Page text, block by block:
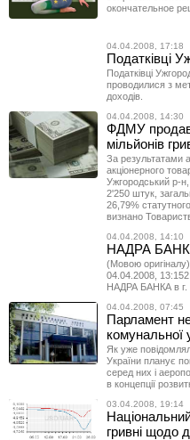
окончательное
04.04.2008, 17:18
Податківці
Податківці
проводилися з
доходів.
04.04.2008, 14:30
ФДМУ продав
мільйонів
За результатами
акціонерного
Ужгородський р-
2'250 штук,
26,79%
визнано
04.04.2008, 14:10
НАДРА БАНК
(Мовою оригіналу)
04.04.2008,
НАДРА БАНКА в г.
04.04.2008, 07:45
Парламент
комунальної
Як уже
України планує
серед них і
в концепції
03.04.2008, 19:14
гривні щодо